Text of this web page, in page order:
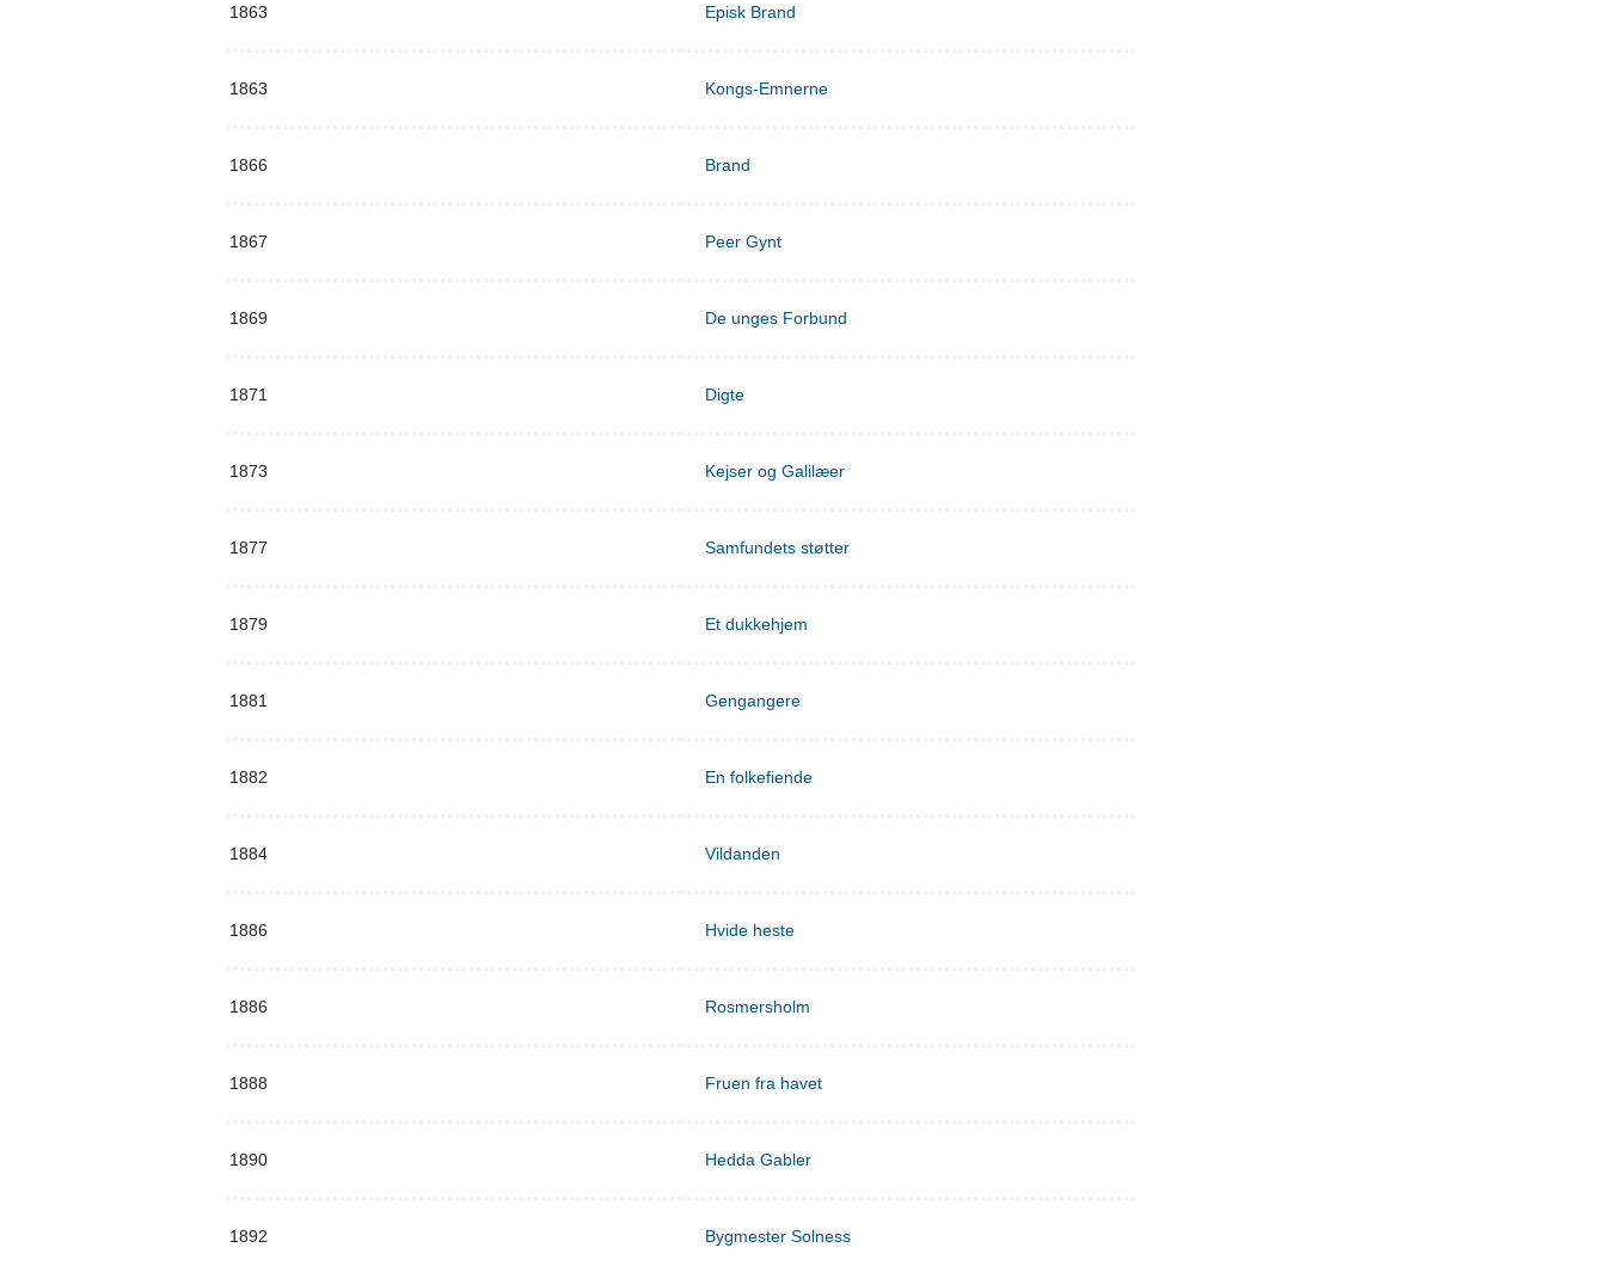
1863 Episk Brand
1863 Kongs-Emnerne
1866 Brand
1867 Peer Gynt
1869 De unges Forbund
1871 Digte
1873 Kejser og Galilæer
1877 Samfundets støtter
1879 Et dukkehjem
1881 Gengangere
1882 En folkefiende
1884 Vildanden
1886 Hvide heste
1886 Rosmersholm
1888 Fruen fra havet
1890 Hedda Gabler
1892 Bygmester Solness